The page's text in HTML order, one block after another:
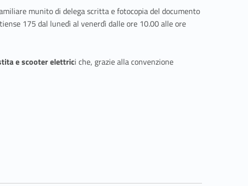
munito di delega scritta e fotocopia del documento
175 dal lunedì al venerdì dalle ore 10.00 alle ore
e scooter elettrici che, grazie alla convenzione